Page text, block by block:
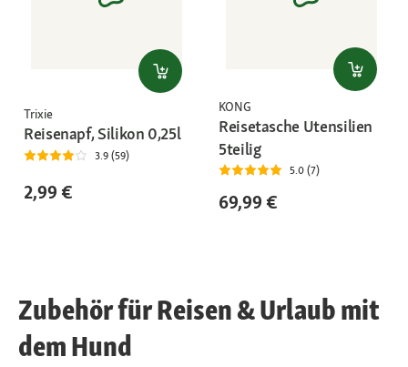
Trixie
Reisenapf, Silikon 0,25l
3.9 (59)
2,99 €
KONG
Reisetasche Utensilien
5teilig
5.0 (7)
69,99 €
Zubehör für Reisen & Urlaub mit
dem Hund